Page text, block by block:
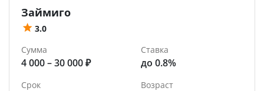
Займиго
3.0
Сумма
4 000 – 30 000 ₽
Ставка
до 0.8%
Срок Возраст